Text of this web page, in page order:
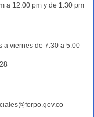
a 12:00 pm y de 1:30 pm
a viernes de 7:30 a 5:00